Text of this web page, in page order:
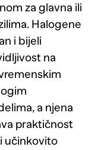
za glavna ili
Halogene
i bijeli
na
a njena
praktičnost
učinkovito